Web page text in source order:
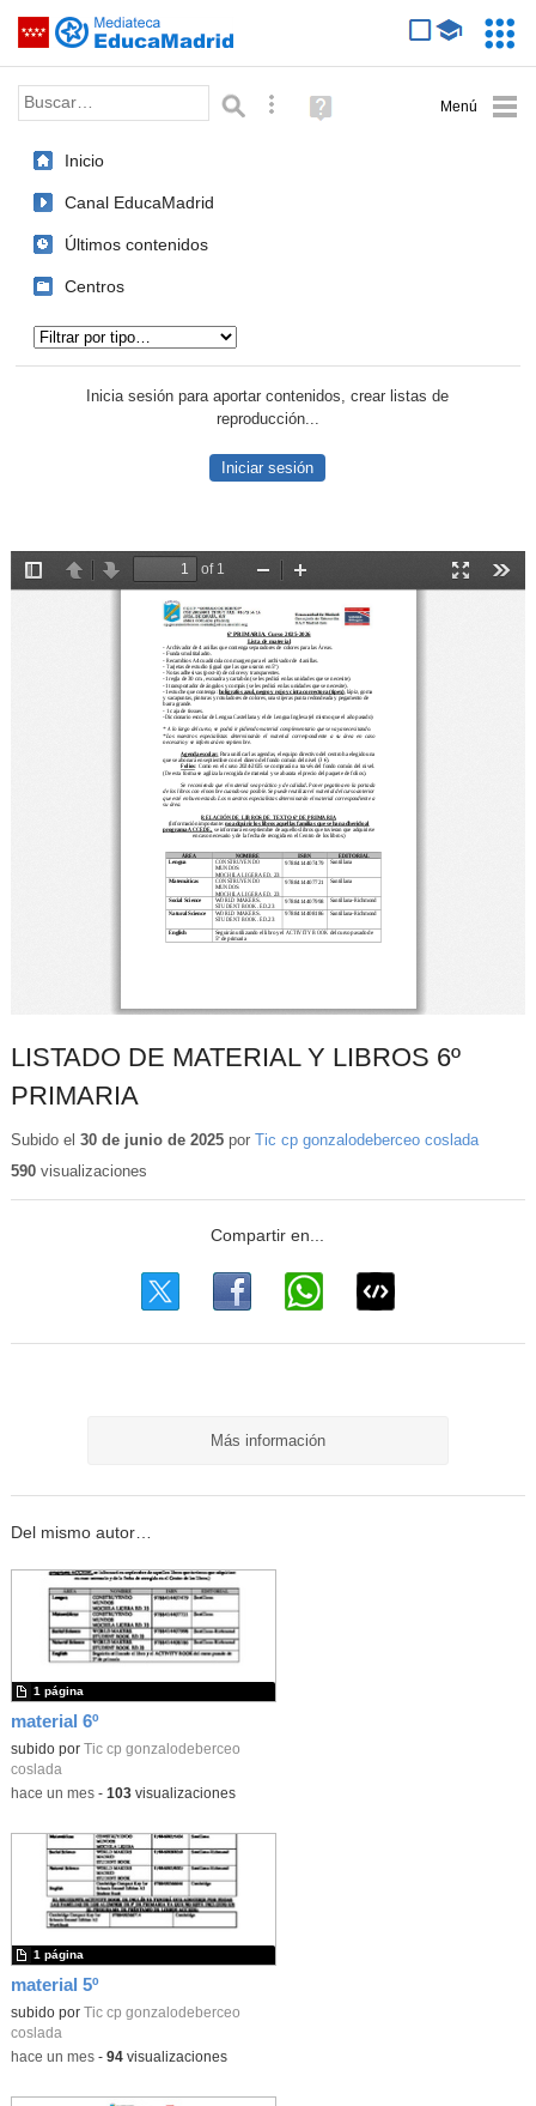
Saltar navegación
Palabra o frase: Búsqueda avanzada
Ayuda
(en
Inicio
Canal EducaMadrid
Últimos contenidos
Centros
Inicia sesión para aportar contenidos, crear listas de
reproducción...
Iniciar sesión
LISTADO DE MATERIAL Y LIBROS 6º
PRIMARIA
Subido el 30 de junio de 2025por Tic cp gonzalodeberceo coslada
590visualizaciones
Más información
Del mismo autor…
material 6º
subido por Tic cp gonzalodeberceo
coslada
1 página
-hace un mes- 103visualizaciones
material 5º
subido por Tic cp gonzalodeberceo
coslada
1 página
-hace un mes- 94visualizaciones